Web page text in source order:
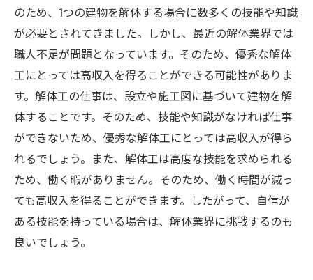
のため、1つの建物を解体する場合に数多くの技能や知識
が必要とされてきました。しかし、最近の解体業界では
職人不足が問題となっています。そのため、優秀な解体
工にとっては高収入を得ることができる可能性がありま
す。解体工の仕事は、設立や施工図に基づいて建物を解
体することです。そのため、技能や知識がなければ仕事
ができないため、優秀な解体工にとっては高収入が得ら
れるでしょう。また、解体工は高度な技能を求められる
ため、働く暇がありません。そのため、働く時間が減っ
ても高収入を得ることができます。したがって、自信が
ある技能を持っている場合は、解体業界に挑戦するのも
良いでしょう。